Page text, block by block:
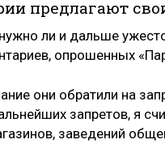
предлагают
ли и дальше
опрошенных
они обратили на
запретов, я
заведений